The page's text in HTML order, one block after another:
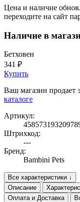
Цена и наличие
переходите на сайт
Наличие в
Бетховен
341 ₽
Купить
Ваш магазин продает
каталоге
Артикул:
Штрихкод:
---
Бренд:
Bambini Pets
Все характеристики ↓
Описание
Оплата и Доставка